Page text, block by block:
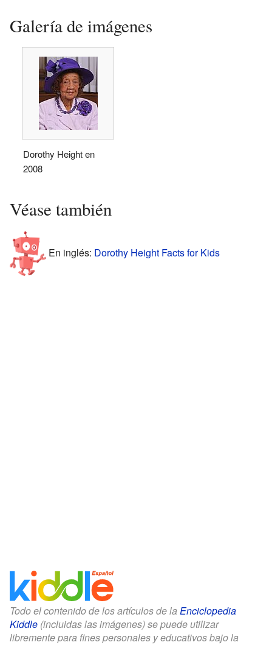
Galería de imágenes
Dorothy Height en
2008
Véase también
En inglés: Dorothy Height Facts for Kids
Todo el contenido de los artículos de la Enciclopedia
Kiddle (incluidas las imágenes) se puede utilizar
libremente para fines personales y educativos bajo la